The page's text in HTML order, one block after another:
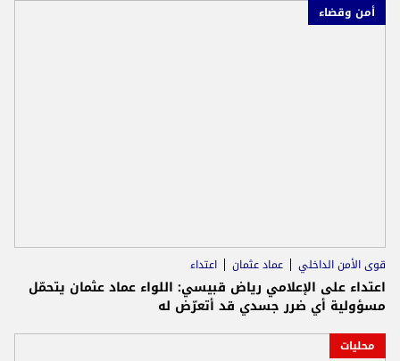
أمن وقضاء
قوى الأمن الداخلي عماد عثمان اعتداء
اعتداء على الإعلامي رياض قبيسي: اللواء عماد عثمان يتحمّل
مسؤولية أي ضرر جسدي قد أتعرّض له
محليات